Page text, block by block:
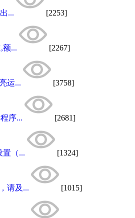
... [2253]
额... [2267]
运... [3758]
序... [2681]
置（... [1324]
请及... [1015]